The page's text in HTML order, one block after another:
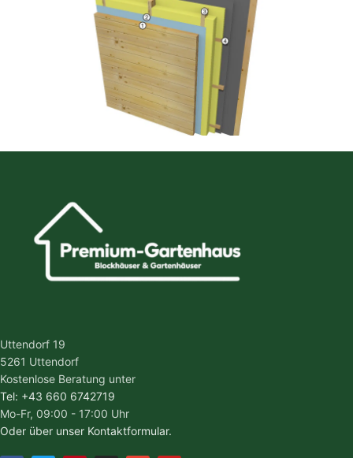
Uttendorf 19
5261 Uttendorf
Kostenlose Beratung unter
Tel: +43 660 6742719
Mo-Fr, 09:00 - 17:00 Uhr
Oder über unser Kontaktformular.